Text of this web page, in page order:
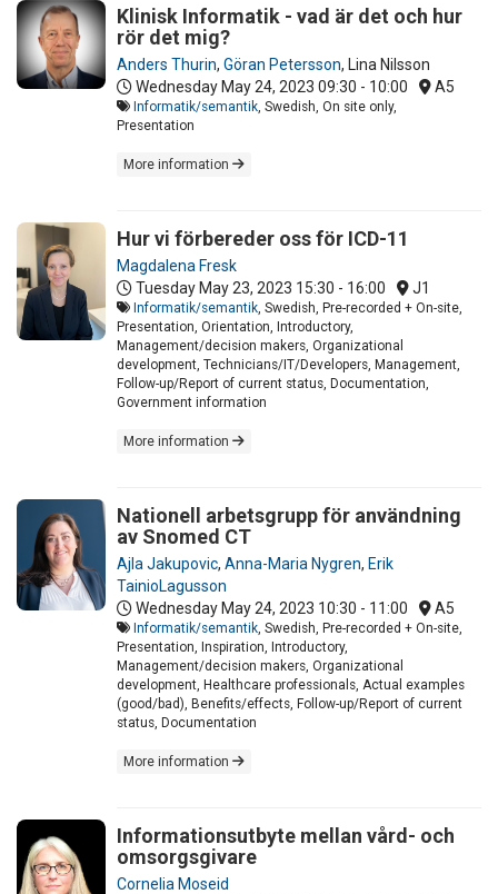
Klinisk Informatik - vad är det och hur
rör det mig?
Anders Thurin, Göran Petersson, Lina Nilsson
Wednesday May 24, 2023 09:30 - 10:00 A5
Informatik/semantik , Swedish, On site only,
Presentation
More information
Hur vi förbereder oss för ICD-11
Magdalena Fresk
Tuesday May 23, 2023 15:30 - 16:00 J1
Informatik/semantik , Swedish, Pre-recorded + On-site,
Presentation, Orientation, Introductory,
Management/decision makers, Organizational
development, Technicians/IT/Developers, Management,
Follow-up/Report of current status, Documentation,
Government information
More information
Nationell arbetsgrupp för användning
av Snomed CT
Ajla Jakupovic, Anna-Maria Nygren, Erik
TainioLagusson
Wednesday May 24, 2023 10:30 - 11:00 A5
Informatik/semantik , Swedish, Pre-recorded + On-site,
Presentation, Inspiration, Introductory,
Management/decision makers, Organizational
development, Healthcare professionals, Actual examples
(good/bad), Benefits/effects, Follow-up/Report of current
status, Documentation
More information
Informationsutbyte mellan vård- och
omsorgsgivare
Cornelia Moseid